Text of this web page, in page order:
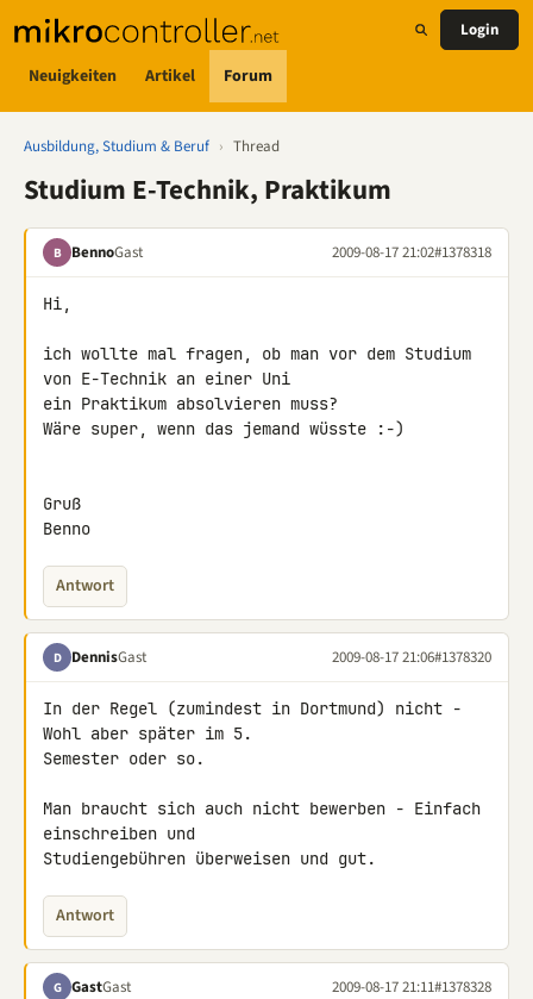
Neuigkeiten Artikel Forum
Login
Ausbildung, Studium & Beruf › Thread
Studium E-Technik, Praktikum
B BennoGast 2009-08-17 21:02#1378318
Hi,
ich wollte mal fragen, ob man vor dem Studium
von E-Technik an einer Uni
ein Praktikum absolvieren muss?
Wäre super, wenn das jemand wüsste :-)
Gruß
Benno
Antwort
D DennisGast 2009-08-17 21:06#1378320
In der Regel (zumindest in Dortmund) nicht -
Wohl aber später im 5.
Semester oder so.
Man braucht sich auch nicht bewerben - Einfach
einschreiben und
Studiengebühren überweisen und gut.
Antwort
G GastGast 2009-08-17 21:11#1378328